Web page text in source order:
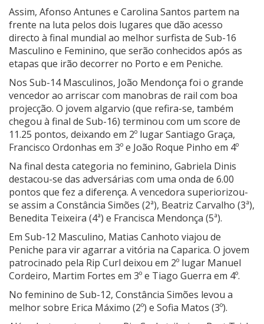
Assim, Afonso Antunes e Carolina Santos partem na
frente na luta pelos dois lugares que dão acesso
directo à final mundial ao melhor surfista de Sub-16
Masculino e Feminino, que serão conhecidos após as
etapas que irão decorrer no Porto e em Peniche.
Nos Sub-14 Masculinos, João Mendonça foi o grande
vencedor ao arriscar com manobras de rail com boa
projecção. O jovem algarvio (que refira-se, também
chegou à final de Sub-16) terminou com um score de
11.25 pontos, deixando em 2º lugar Santiago Graça,
Francisco Ordonhas em 3º e João Roque Pinho em 4º
Na final desta categoria no feminino, Gabriela Dinis
destacou-se das adversárias com uma onda de 6.00
pontos que fez a diferença. A vencedora superiorizou-
se assim a Constância Simões (2ª), Beatriz Carvalho (3ª),
Benedita Teixeira (4ª) e Francisca Mendonça (5ª).
Em Sub-12 Masculino, Matias Canhoto viajou de
Peniche para vir agarrar a vitória na Caparica. O jovem
patrocinado pela Rip Curl deixou em 2º lugar Manuel
Cordeiro, Martim Fortes em 3º e Tiago Guerra em 4º.
No feminino de Sub-12, Constância Simões levou a
melhor sobre Erica Máximo (2º) e Sofia Matos (3º).